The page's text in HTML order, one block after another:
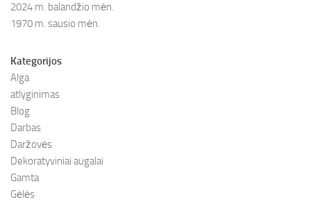
2024 m. balandžio mėn.
1970 m. sausio mėn.
Kategorijos
Alga
atlyginimas
Blog
Darbas
Daržovės
Dekoratyviniai augalai
Gamta
Gėlės